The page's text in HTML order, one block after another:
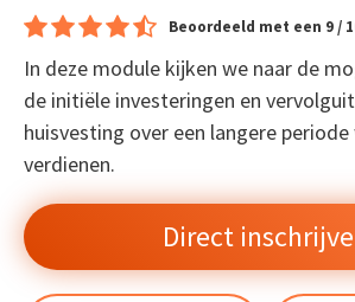
Beoordeeld met een 9 /
In deze module kijken we naar de
de initiële investeringen en
huisvesting over een langere
verdienen.
Direct